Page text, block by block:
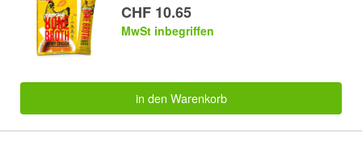
CHF 10.65
MwSt inbegriffen
in den Warenkorb